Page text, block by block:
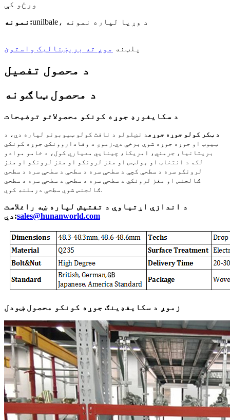
ورځو کې
نمونه:
unilbale، د وړیا لپاره نمونه
پلټنه موږ ته بریښنالیک واستوئ
د محصول تفصیل
د محصول ټاګونه
د سکایفورډ جوړه کونکو محصولاتو توضیحات
د ټکر کولو جوړه جوړه د نښلولو د نافث کولو ټیوبونو لپاره دي، د
ټیوب او جوړه جوړه شوې برخې دي. زموږ د وفاداروونکي جوړه کونکي
بریتانیا، جرمني، امریکا، چینایي معیاري کول، د خامو موادو
لکه د انتخاب او بولټس او مغز لرونکو او مغز لرونکو او مغز
لرونکو سره د سطحې کچې د سطحې سره د سطحې د سطحې سره د سطحي
ګالجنس او ​​مغز لرونکي د سطحې سره د سطحې د سطحې سره د سطحي
د اندازې اړتیاوې د تفتیش لپاره ښه راغلاست
دي:sales@hunanworld.com
زموږ د سکایفډینګ جوړه کونکو محصول ښودل